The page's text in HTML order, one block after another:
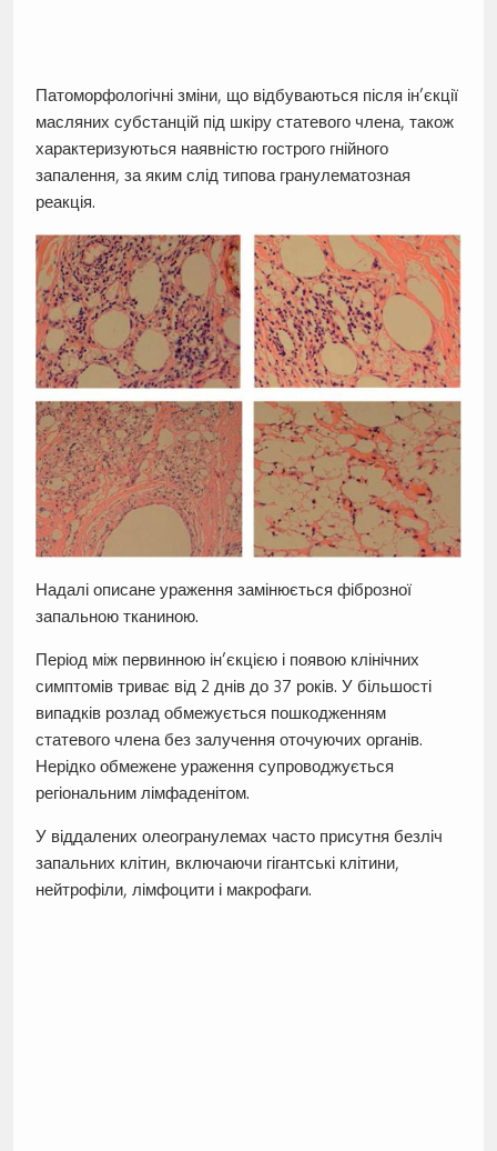
Патоморфологічні зміни, що відбуваються після ін’єкції
масляних субстанцій під шкіру статевого члена, також
характеризуються наявністю гострого гнійного
запалення, за яким слід типова гранулематозная
реакція.
Надалі описане ураження замінюється фіброзної
запальною тканиною.
Період між первинною ін’єкцією і появою клінічних
симптомів триває від 2 днів до 37 років. У більшості
випадків розлад обмежується пошкодженням
статевого члена без залучення оточуючих органів.
Нерідко обмежене ураження супроводжується
регіональним лімфаденітом.
У віддалених олеогранулемах часто присутня безліч
запальних клітин, включаючи гігантські клітини,
нейтрофіли, лімфоцити і макрофаги.